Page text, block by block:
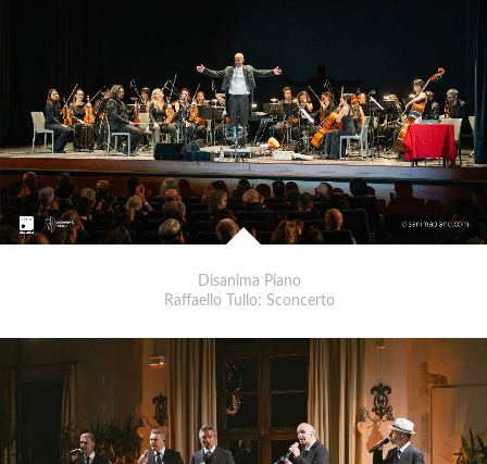
Disanima Piano
Raffaello Tullo: Sconcerto